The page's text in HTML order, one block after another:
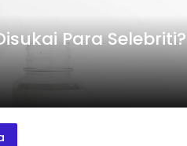
Para Selebriti?